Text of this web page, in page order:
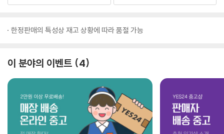
한정판매의 특성상 재고 상황에 따라 품절 가능
이 분야의 이벤트 4